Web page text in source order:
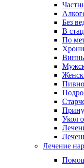
Без
В
По
Укол
Лечение